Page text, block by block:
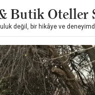
Butik Oteller
değil, bir hikâye ve